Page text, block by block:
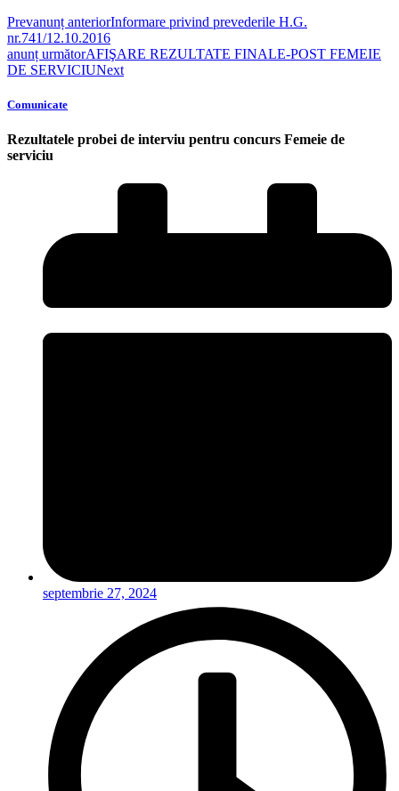
Prevanunț anteriorInformare privind prevederile H.G.
nr.741/12.10.2016
anunț următorAFIŞARE REZULTATE FINALE-POST FEMEIE
DE SERVICIUNext
Comunicate
Rezultatele probei de interviu pentru concurs Femeie de
serviciu
septembrie 27, 2024